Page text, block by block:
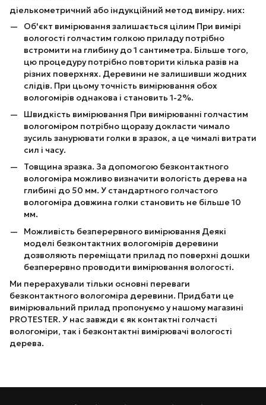
діелькометричний або індукційний метод виміру. них:
Об'єкт вимірювання залишається цілим При вимірі
вологості голчастим голкою приладу потрібно
встромити на глибину до 1 сантиметра. Більше того,
цю процедуру потрібно повторити кілька разів на
різних поверхнях. Деревини не залишивши жодних
слідів. При цьому точність вимірювання обох
вологомірів однакова і становить 1-2%.
Швидкість вимірювання При вимірюванні голчастим
вологоміром потрібно щоразу докласти чимало
зусиль занурювати голки в зразок, а це чималі витрати
сил і часу.
Товщина зразка. За допомогою безконтактного
вологоміра можливо визначити вологість дерева на
глибині до 50 мм. У стандартного голчастого
вологоміра довжина голки становить не більше 10
мм.
Можливість безперервного вимірювання Деякі
моделі безконтактних вологомірів деревини
дозволяють переміщати прилад по поверхні дошки
безперервно проводити вимірювання вологості.
Ми перерахували тільки основні переваги
безконтактного вологоміра деревини. Придбати це
вимірювальний прилад пропонуємо у нашому магазині
PROTESTER. У нас завжди є як контактні голчасті
вологоміри, так і безконтактні вимірювачі вологості
дерева.